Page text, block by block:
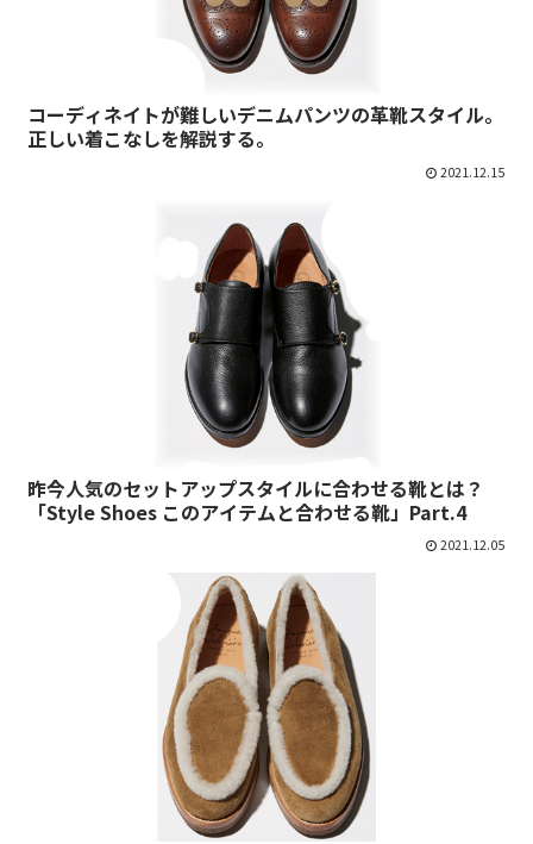
コーディネイトが難しいデニムパンツの革靴スタイル。
正しい着こなしを解説する。
2021.12.15
昨今人気のセットアップスタイルに合わせる靴とは？
「Style Shoes このアイテムと合わせる靴」Part.4
2021.12.05